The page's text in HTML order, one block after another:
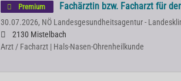
Premium Fachärztin bzw. Facharzt für
30.07.2026, NÖ Landesgesundheitsagentur -
2130 Mistelbach
Arzt / Facharzt | Hals-Nasen-Ohrenheilkunde